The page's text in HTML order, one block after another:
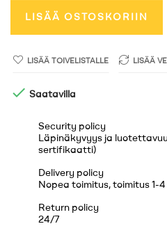
LISÄÄ OSTOSKORIIN
LISÄÄ TOIVELISTALLE LISÄÄ
 Saatavilla
Security policy
Läpinäkyvyys ja
sertifikaatti)
Delivery policy
Nopea toimitus, toimitus 1-
Return policy
24/7